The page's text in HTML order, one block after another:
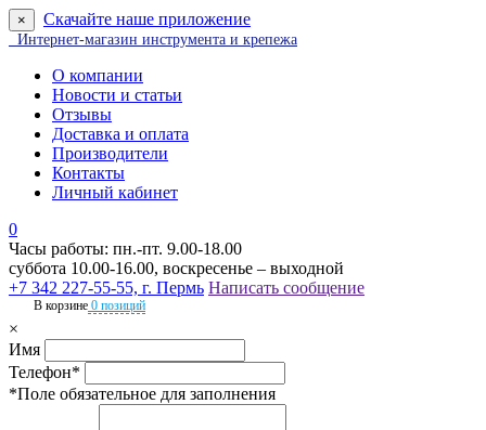
× Скачайте наше приложение
Интернет-магазин инструмента и крепежа
О компании
Новости и статьи
Отзывы
Доставка и оплата
Производители
Контакты
Личный кабинет
0
Часы работы: пн.-пт. 9.00-18.00
суббота 10.00-16.00, воскресенье – выходной
+7 342 227-55-55, г. Пермь Написать сообщение
В корзине 0 позиций
×
Имя
Телефон*
*Поле обязательное для заполнения